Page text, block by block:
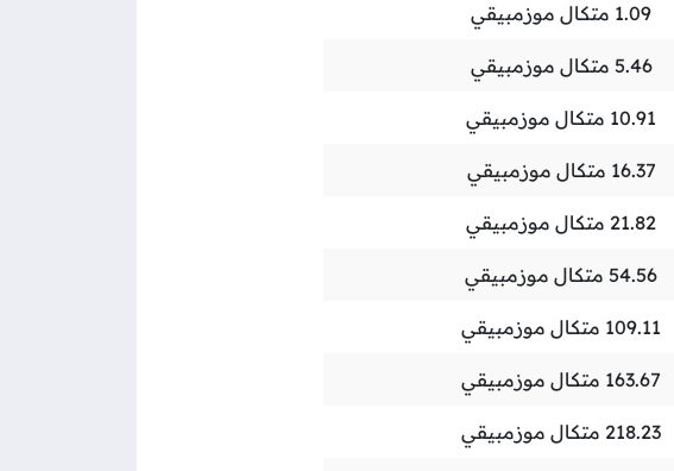
1.09 متكال موزمبيقي
5.46 متكال موزمبيقي
10.91 متكال موزمبيقي
16.37 متكال موزمبيقي
21.82 متكال موزمبيقي
54.56 متكال موزمبيقي
109.11 متكال موزمبيقي
163.67 متكال موزمبيقي
218.23 متكال موزمبيقي